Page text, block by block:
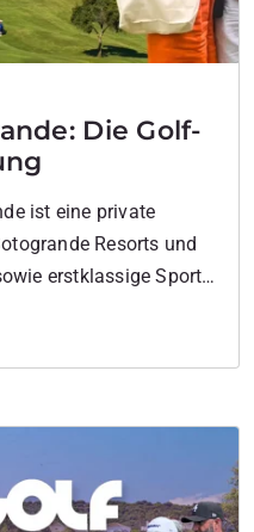
Die Golf-
ist eine private
Resorts und
erstklassige Sport-